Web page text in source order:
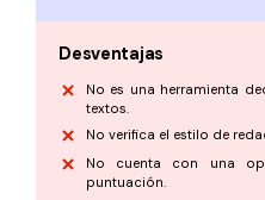
Desventajas
No es una herramienta
textos.
No verifica el estilo de
No cuenta con una
puntuación.